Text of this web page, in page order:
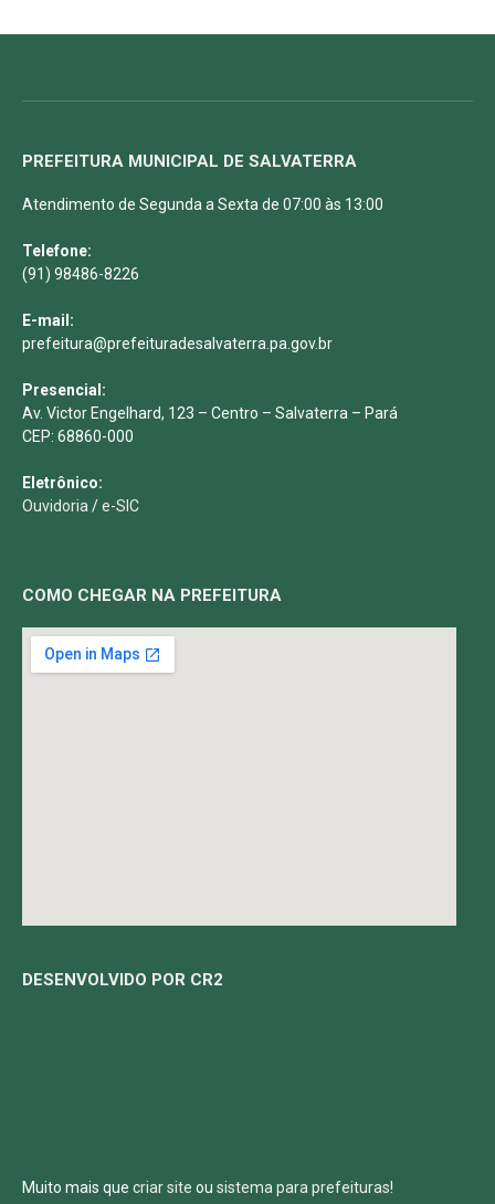
PREFEITURA MUNICIPAL DE SALVATERRA
Atendimento de Segunda a Sexta de 07:00 às 13:00
Telefone:
(91) 98486-8226
E-mail:
prefeitura@prefeituradesalvaterra.pa.gov.br
Presencial:
Av. Victor Engelhard, 123 – Centro – Salvaterra – Pará
CEP: 68860-000
Eletrônico:
Ouvidoria /e-SIC
COMO CHEGAR NA PREFEITURA
DESENVOLVIDO POR CR2
Muito mais que criar site ou sistema para prefeituras!